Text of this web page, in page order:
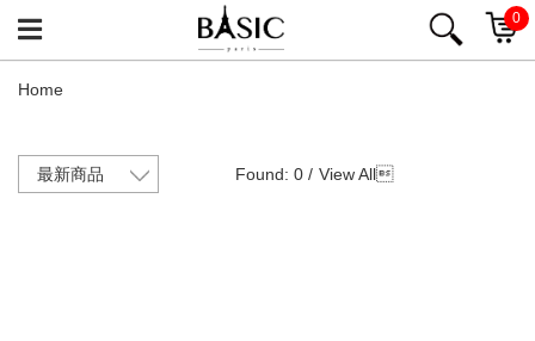
0
Home
Found: 0 / View All